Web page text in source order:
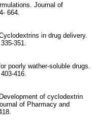
Journal of
664.
in drug delivery.
351.
poorly wather-soluble drugs.
416.
of cyclodextrin
of Pharmacy and